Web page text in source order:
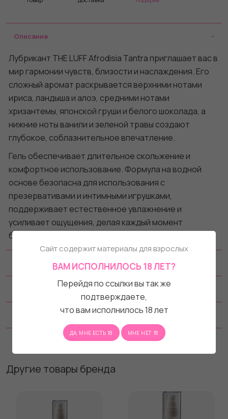
Описание
Лубрикант THE LUFF Afrodisia Tantra приглашает вас в
мир гармонии чувств, близости и наслаждения. Его
сложный аромат раскрывается верхними нотами
ириса, ландыша и алоэ, средними нотами
хризантемы, японской груши и белого шоколада, а
нижние ноты ванили и зеленой травы создают
глубокое, соблазнительное впечатление.
Гель обеспечивает длительное скольжение и
комфортное использование. Формула на водной
основе безопасна для использования с
презервативами и интимными игрушками,
поддерживает естественное увлажнение и
усиливает ощущения, делая каждый момент
близости более чувственным и гармоничным.
Как использовать
Характеристики
Другие товары бренда
Сайт содержит материалы для взрослых
ВАМ ИСПОЛНИЛОСЬ 18 ЛЕТ?
Перейдя по ссылки вы так же
подтверждаете,
что вам исполнилось 18 лет
ДА, МНЕ ЕСТЬ 18 МНЕ НЕТ 18